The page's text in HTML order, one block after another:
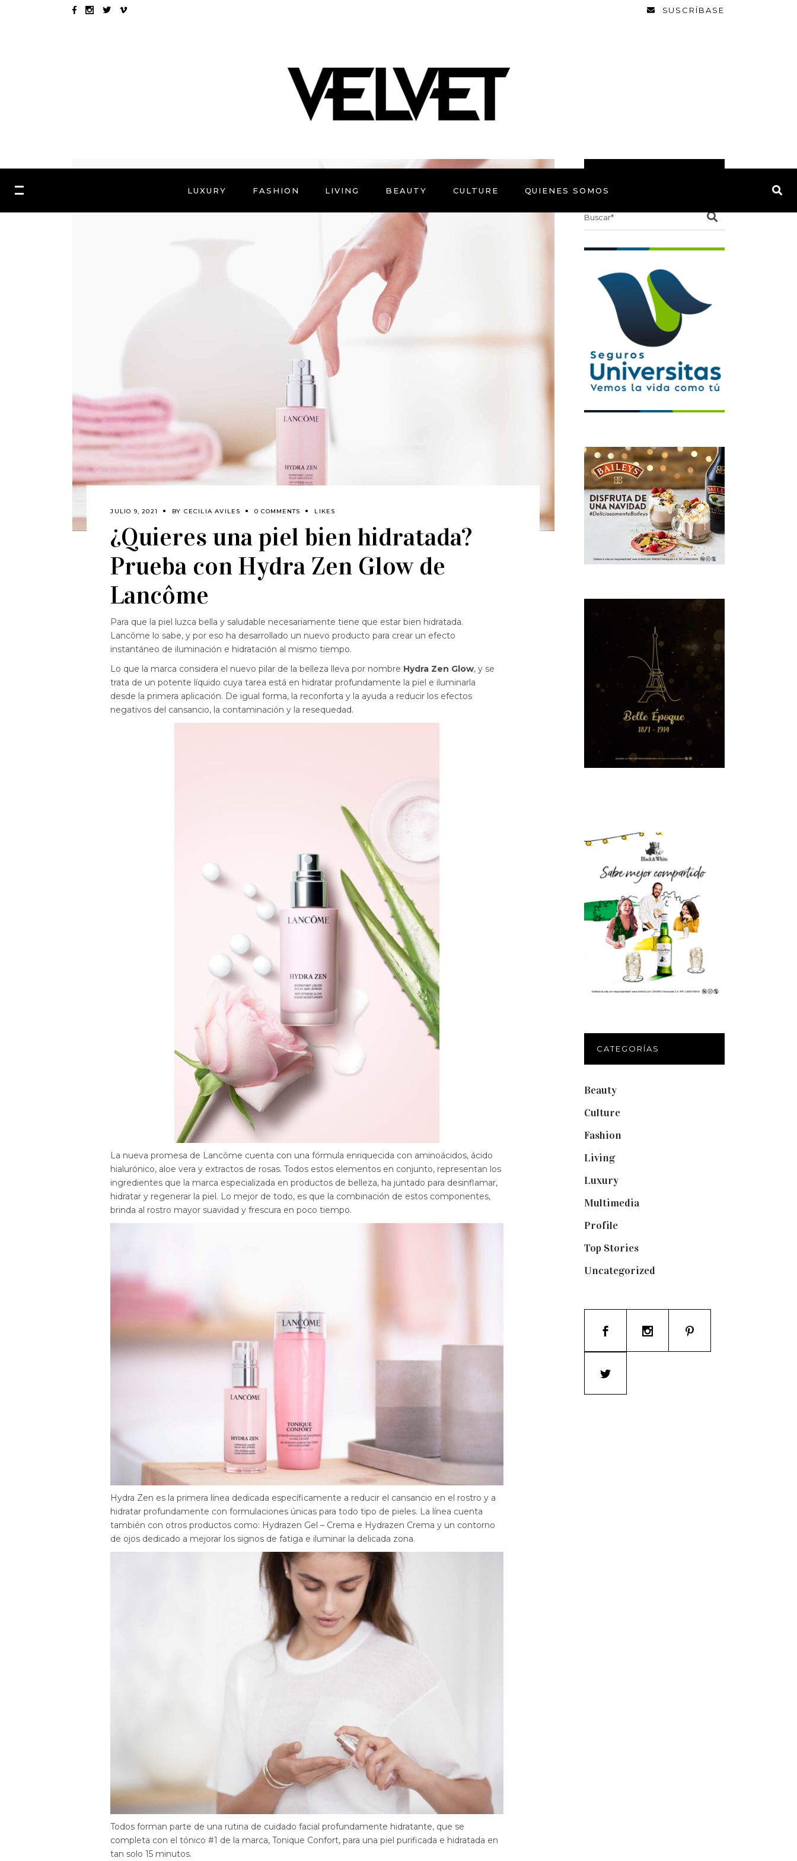
SUSCRÍBASE
LUXURY FASHION LIVING BEAUTY CULTURE QUIENES SOMOS
JULIO 9, 2021 BY CECILIA AVILES 0 COMMENTS LIKES
¿Quieres una piel bien hidratada?
Prueba con Hydra Zen Glow de
Lancôme
Para que la piel luzca bella y saludable necesariamente tiene que estar bien hidratada.
Lancôme lo sabe, y por eso ha desarrollado un nuevo producto para crear un efecto
instantáneo de iluminación e hidratación al mismo tiempo.
Lo que la marca considera el nuevo pilar de la belleza lleva por nombre Hydra Zen Glow, y se
trata de un potente líquido cuya tarea está en hidratar profundamente la piel e iluminarla
desde la primera aplicación. De igual forma, la reconforta y la ayuda a reducir los efectos
negativos del cansancio, la contaminación y la resequedad.
La nueva promesa de Lancôme cuenta con una fórmula enriquecida con aminoácidos, ácido
hialurónico, aloe vera y extractos de rosas. Todos estos elementos en conjunto, representan los
ingredientes que la marca especializada en productos de belleza, ha juntado para desinflamar,
hidratar y regenerar la piel. Lo mejor de todo, es que la combinación de estos componentes,
brinda al rostro mayor suavidad y frescura en poco tiempo.
Hydra Zen es la primera línea dedicada específicamente a reducir el cansancio en el rostro y a
hidratar profundamente con formulaciones únicas para todo tipo de pieles. La línea cuenta
también con otros productos como: Hydrazen Gel – Crema e Hydrazen Crema y un contorno
de ojos dedicado a mejorar los signos de fatiga e iluminar la delicada zona.
Todos forman parte de una rutina de cuidado facial profundamente hidratante, que se
completa con el tónico #1 de la marca, Tonique Confort, para una piel purificada e hidratada en
tan solo 15 minutos.
Search
CATEGORÍAS
Beauty(250)
Culture(132)
Fashion
Living(337)
Luxury(664)
Multimedia(10)
Profile(8)
Top Stories(123)
Uncategorized